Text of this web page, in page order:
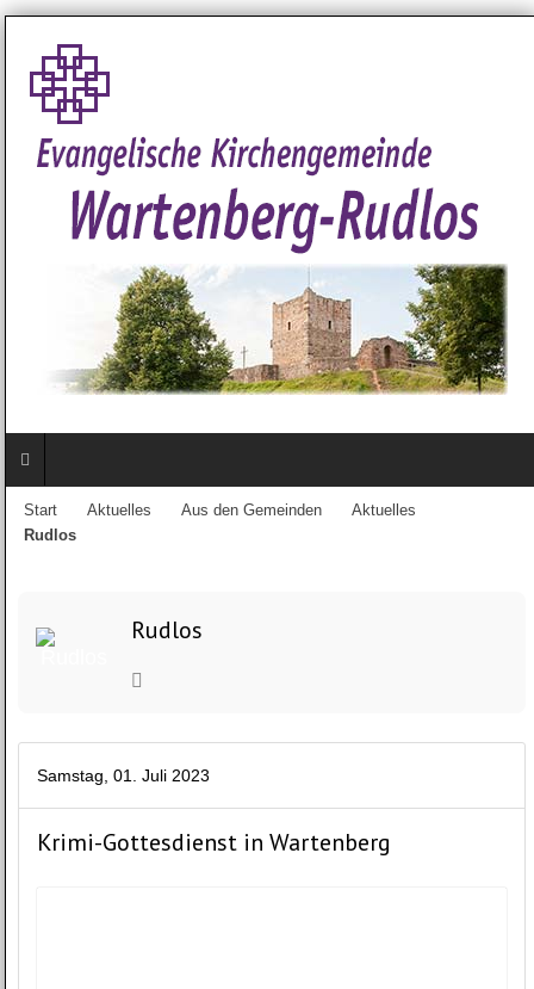
Start Aktuelles Aus den Gemeinden
Aktuelles
Rudlos
Rudlos
Samstag, 01. Juli 2023
Krimi-Gottesdienst in Wartenberg